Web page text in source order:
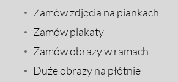
Zamów zdjęcia na piankach
Zamów plakaty
Zamów obrazy w ramach
Duże obrazy na płótnie